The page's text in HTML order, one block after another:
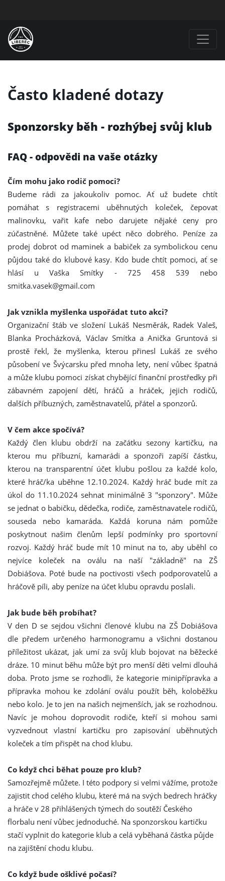
Často kladené dotazy
Sponzorsky běh - rozhýbej svůj klub
FAQ - odpovědi na vaše otázky
Čím mohu jako rodič pomoci?
Budeme rádi za jakoukoliv pomoc. Ať už budete chtít
pomáhat s registracemi uběhnutých koleček, čepovat
malinovku, vařit kafe nebo darujete nějaké ceny pro
zúčastněné. Můžete také upéct něco dobrého. Peníze za
prodej dobrot od maminek a babiček za symbolickou cenu
půjdou také do klubové kasy. Kdo bude chtít pomoci, ať se
hlásí u Vaška Smítky - 725 458 539 nebo
smitka.vasek@gmail.com
Jak vznikla myšlenka uspořádat tuto akci?
Organizační štáb ve složení Lukáš Nesměrák, Radek Valeš,
Blanka Procházková, Václav Smítka a Anička Gruntová si
prostě řekl, že myšlenka, kterou přinesl Lukáš ze svého
působení ve Švýcarsku před mnoha lety, není vůbec špatná
a může klubu pomoci získat chybějící finanční prostředky při
zábavném zapojení dětí, hráčů a hráček, jejich rodičů,
dalších příbuzných, zaměstnavatelů, přátel a sponzorů.
V čem akce spočívá?
Každý člen klubu obdrží na začátku sezony kartičku, na
kterou mu příbuzní, kamarádi a sponzoři zapíší částku,
kterou na transparentní účet klubu pošlou za každé kolo,
které hráč/ka uběhne 12.10.2024. Každý hráč bude mít za
úkol do 11.10.2024 sehnat minimálně 3 "sponzory". Může
se jednat o babičku, dědečka, rodiče, zaměstnavatele rodičů,
souseda nebo kamaráda. Každá koruna nám pomůže
poskytnout našim členům lepší podmínky pro sportovní
rozvoj. Každý hráč bude mít 10 minut na to, aby uběhl co
nejvíce koleček na oválu na naší "základně" na ZŠ
Dobiášova. Poté bude na poctivosti všech podporovatelů a
hráčově píli, aby peníze na účet klubu opravdu poslali.
Jak bude běh probíhat?
V den D se sejdou všichni členové klubu na ZŠ Dobiášova
dle předem určeného harmonogramu a všichni dostanou
příležitost ukázat, jak umí za svůj klub bojovat na běžecké
dráze. 10 minut běhu může být pro menší děti velmi dlouhá
doba. Proto jsme se rozhodli, že kategorie minipřípravka a
přípravka mohou ke zdolání oválu použít běh, koloběžku
nebo kolo. Je to jen na našich nejmenších, jak se rozhodnou.
Navíc je mohou doprovodit rodiče, kteří si mohou sami
vyzvednout vlastní kartičku pro zapisování uběhnutých
koleček a tím přispět na chod klubu.
Co když chci běhat pouze pro klub?
Samozřejmě můžete. I této podpory si velmi vážíme, protože
zajistit chod celého klubu, které má na svých bedrech hráčky
a hráče v 28 přihlášených týmech do soutěží Českého
florbalu není vůbec jednoduché. Na sponzorskou kartičku
stačí vyplnit do kategorie klub a celá vyběhaná částka půjde
na zajištění chodu klubu.
Co když bude ošklivé počasí?